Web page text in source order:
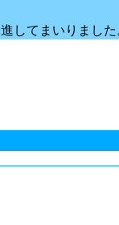
してまいりまし